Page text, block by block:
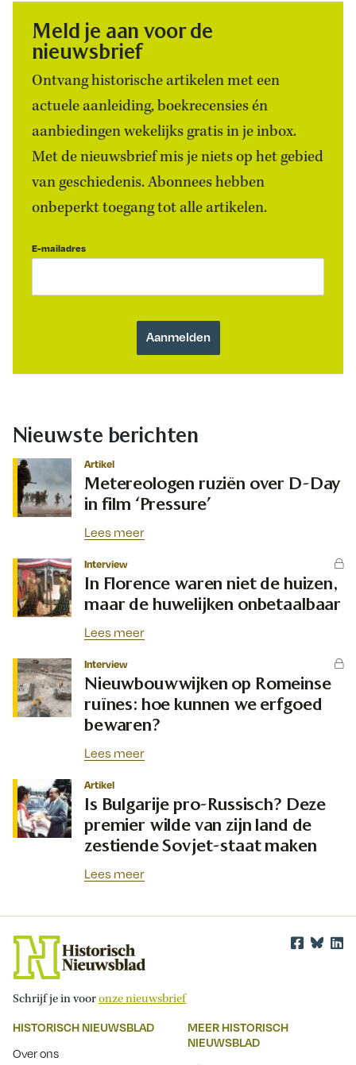
Meld je aan voor de
nieuwsbrief
Ontvang historische artikelen met een
actuele aanleiding, boekrecensies én
aanbiedingen wekelijks gratis in je inbox.
Met de nieuwsbrief mis je niets op het gebied
van geschiedenis. Abonnees hebben
onbeperkt toegang tot alle artikelen.
E-mailadres
Nieuwste berichten
Artikel
Metereologen ruziën over D-Day
in film ‘Pressure’
Lees meer
Interview
In Florence waren niet de huizen,
maar de huwelijken onbetaalbaar
Lees meer
Interview
Nieuwbouwwijken op Romeinse
ruïnes: hoe kunnen we erfgoed
bewaren?
Lees meer
Artikel
Is Bulgarije pro-Russisch? Deze
premier wilde van zijn land de
zestiende Sovjet-staat maken
Lees meer
Schrijf je in vooronze nieuwsbrief
HISTORISCH NIEUWSBLAD
Over ons
MEER HISTORISCH
NIEUWSBLAD